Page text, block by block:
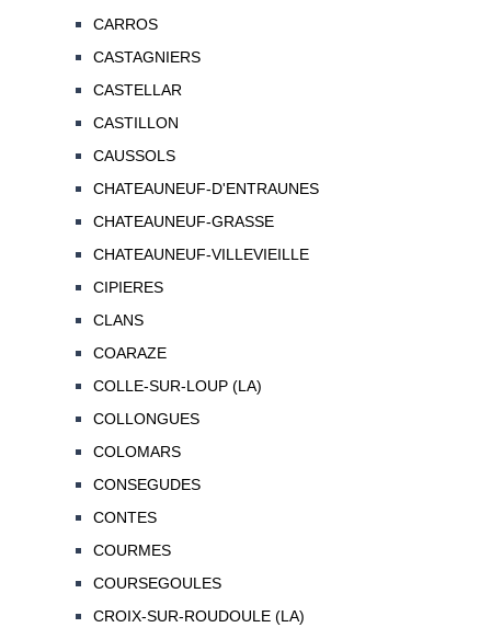
CARROS
CASTAGNIERS
CASTELLAR
CASTILLON
CAUSSOLS
CHATEAUNEUF-D'ENTRAUNES
CHATEAUNEUF-GRASSE
CHATEAUNEUF-VILLEVIEILLE
CIPIERES
CLANS
COARAZE
COLLE-SUR-LOUP (LA)
COLLONGUES
COLOMARS
CONSEGUDES
CONTES
COURMES
COURSEGOULES
CROIX-SUR-ROUDOULE (LA)